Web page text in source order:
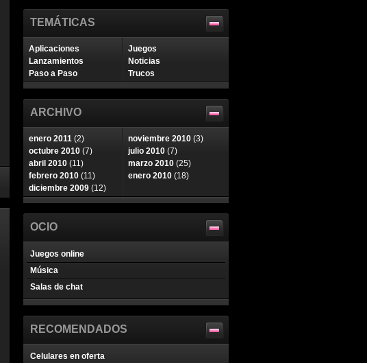
TEMÁTICAS
Aplicaciones
Juegos
Lanzamientos
Noticias
Paso a Paso
Trucos
ARCHIVO
enero 2011 (2) noviembre 2010 (3)
octubre 2010 (7) julio 2010 (7)
abril 2010 (11) marzo 2010 (25)
febrero 2010 (11) enero 2010 (18)
diciembre 2009 (12)
OCIO
Juegos online
Música
Salas de chat
RECOMENDADOS
Celulares en oferta